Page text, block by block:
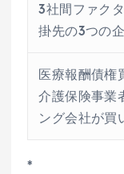
3社間ファク
掛先の3つの
医療報酬債権
介護保険事業
ング会社が買
*